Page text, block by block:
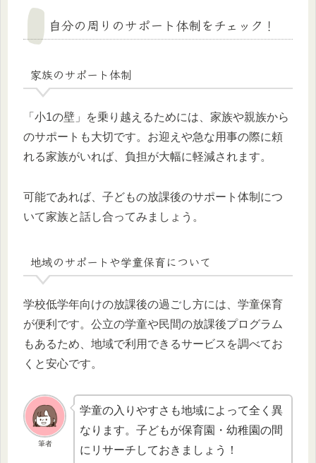
自分の周りのサポート体制をチェック！
家族のサポート体制
「小1の壁」を乗り越えるためには、家族や親族から
のサポートも大切です。お迎えや急な用事の際に頼
れる家族がいれば、負担が大幅に軽減されます。
可能であれば、子どもの放課後のサポート体制につ
いて家族と話し合ってみましょう。
地域のサポートや学童保育について
学校低学年向けの放課後の過ごし方には、学童保育
が便利です。公立の学童や民間の放課後プログラム
もあるため、地域で利用できるサービスを調べてお
くと安心です。
筆者
学童の入りやすさも地域によって全く異
なります。子どもが保育園・幼稚園の間
にリサーチしておきましょう！